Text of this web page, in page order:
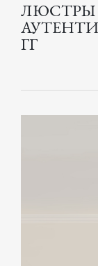
ЛЮСТРЫ
ГГ